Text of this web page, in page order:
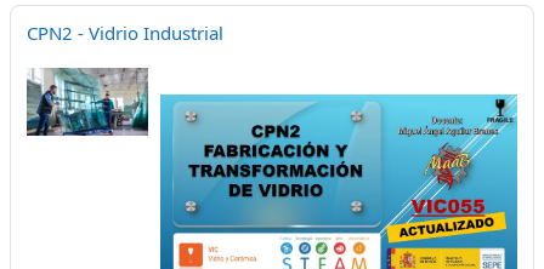
CPN2 - Vidrio Industrial